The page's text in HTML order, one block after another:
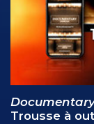
Trousse à